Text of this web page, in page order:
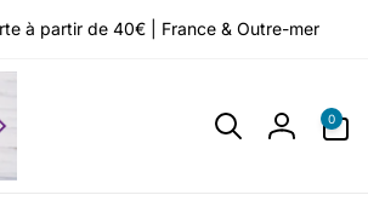
à partir de 40€ | France & Outre-mer
0
0 article